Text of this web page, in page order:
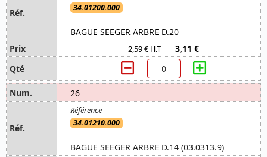
34.01200.000
BAGUE SEEGER ARBRE D.20
2,59 € H.T 3,11 €
26
34.01210.000
BAGUE SEEGER ARBRE D.14 (03.0313.9)